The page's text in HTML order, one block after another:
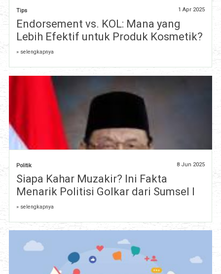
Tips 1 Apr 2025
Endorsement vs. KOL: Mana yang
Lebih Efektif untuk Produk Kosmetik?
» selengkapnya
Politik 8 Jun 2025
Siapa Kahar Muzakir? Ini Fakta
Menarik Politisi Golkar dari Sumsel I
» selengkapnya